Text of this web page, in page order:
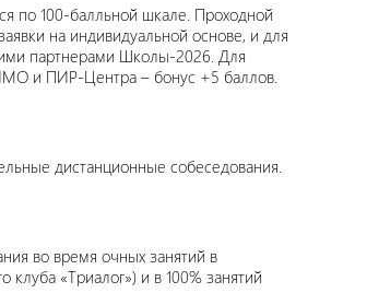
по 100-балльной шкале. Проходной
на индивидуальной основе, и для
партнерами Школы-2026. Для
и ПИР-Центра – бонус +5 баллов.
дистанционные собеседования.
во время очных занятий в
«Триалог») и в 100% занятий